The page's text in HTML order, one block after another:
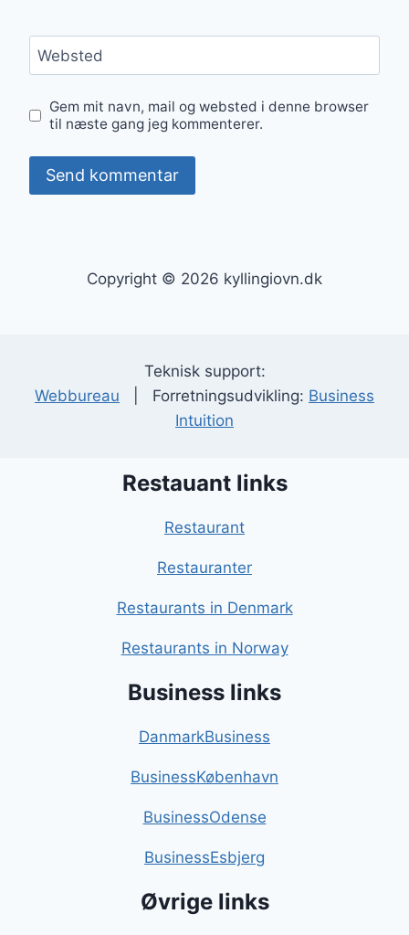
Websted
Gem mit navn, mail og websted i denne browser
til næste gang jeg kommenterer.
Copyright © 2026 kyllingiovn.dk
Teknisk support:
Webbureau | Forretningsudvikling: Business
Intuition
Restauant links
Restaurant
Restauranter
Restaurants in Denmark
Restaurants in Norway
Business links
DanmarkBusiness
BusinessKøbenhavn
BusinessOdense
BusinessEsbjerg
Øvrige links